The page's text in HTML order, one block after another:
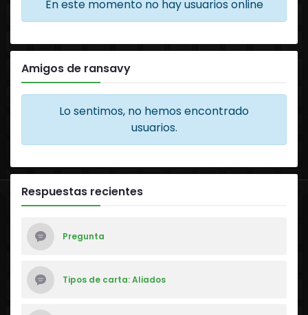
En este momento no hay usuarios online
Amigos de ransavy
Lo sentimos, no hemos encontrado
usuarios.
Respuestas recientes
Pregunta
Tipos de carta: Aliados